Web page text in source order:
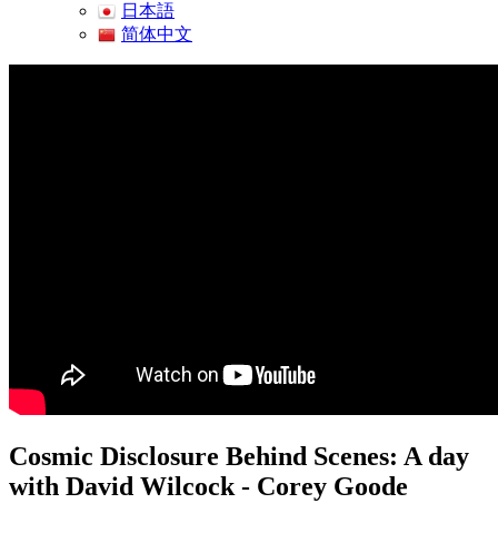
日本語
简体中文
Cosmic Disclosure Behind Scenes: A day
with David Wilcock - Corey Goode